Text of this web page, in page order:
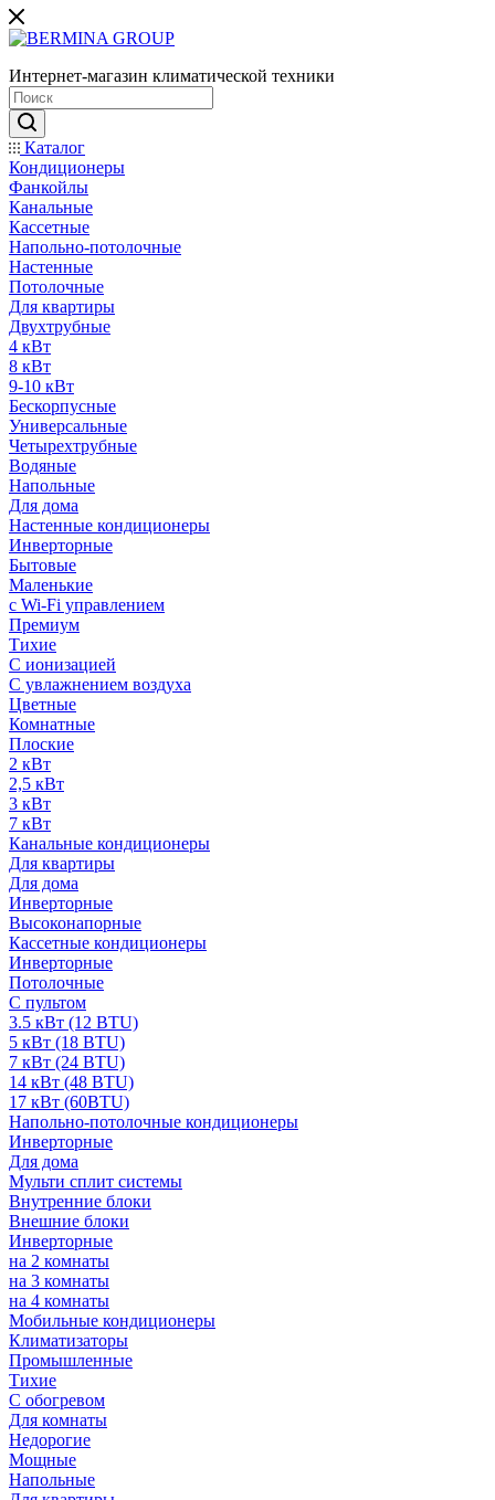
Интернет-магазин климатической техники
Каталог
Кондиционеры
Фанкойлы
Канальные
Кассетные
Напольно-потолочные
Настенные
Потолочные
Для квартиры
Двухтрубные
4 кВт
8 кВт
9-10 кВт
Бескорпусные
Универсальные
Четырехтрубные
Водяные
Напольные
Для дома
Настенные кондиционеры
Инверторные
Бытовые
Маленькие
с Wi-Fi управлением
Премиум
Тихие
С ионизацией
С увлажнением воздуха
Цветные
Комнатные
Плоские
2 кВт
2,5 кВт
3 кВт
7 кВт
Канальные кондиционеры
Для квартиры
Для дома
Инверторные
Высоконапорные
Кассетные кондиционеры
Инверторные
Потолочные
С пультом
3.5 кВт (12 BTU)
5 кВт (18 BTU)
7 кВт (24 BTU)
14 кВт (48 BTU)
17 кВт (60BTU)
Напольно-потолочные кондиционеры
Инверторные
Для дома
Мульти сплит системы
Внутренние блоки
Внешние блоки
Инверторные
на 2 комнаты
на 3 комнаты
на 4 комнаты
Мобильные кондиционеры
Климатизаторы
Промышленные
Тихие
С обогревом
Для комнаты
Недорогие
Мощные
Напольные